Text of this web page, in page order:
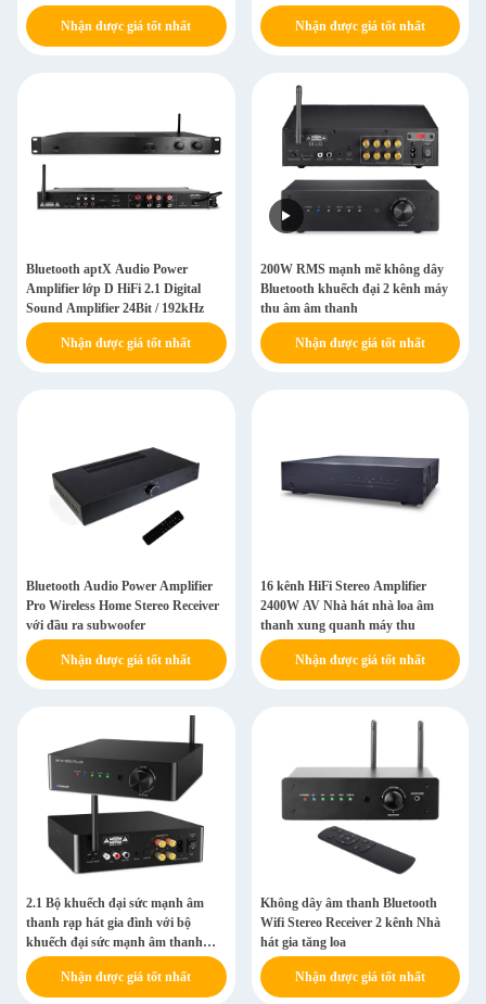
Nhận được giá tốt nhất Nhận được giá tốt nhất
Bluetooth aptX Audio Power
Amplifier lớp D HiFi 2.1 Digital
Sound Amplifier 24Bit / 192kHz
Nhận được giá tốt nhất
200W RMS mạnh mẽ không dây
Bluetooth khuếch đại 2 kênh máy
thu âm âm thanh
Nhận được giá tốt nhất
Bluetooth Audio Power Amplifier
Pro Wireless Home Stereo Receiver
với đầu ra subwoofer
Nhận được giá tốt nhất
16 kênh HiFi Stereo Amplifier
2400W AV Nhà hát nhà loa âm
thanh xung quanh máy thu
Nhận được giá tốt nhất
2.1 Bộ khuếch đại sức mạnh âm
thanh rạp hát gia đình với bộ
khuếch đại sức mạnh âm thanh
HDMI quang học Bluetooth
Nhận được giá tốt nhất
Không dây âm thanh Bluetooth
Wifi Stereo Receiver 2 kênh Nhà
hát gia tăng loa
Nhận được giá tốt nhất